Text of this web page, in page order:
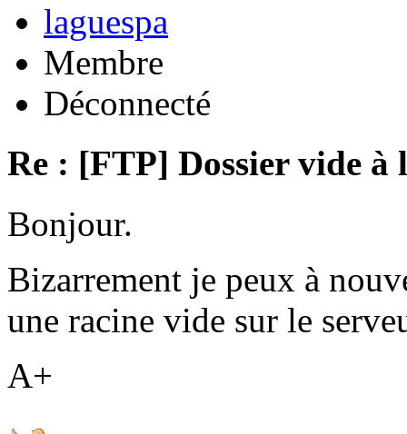
laguespa
Membre
Déconnecté
Re : [FTP] Dossier vide à
Bonjour.
Bizarrement je peux à
une racine vide sur le
A+